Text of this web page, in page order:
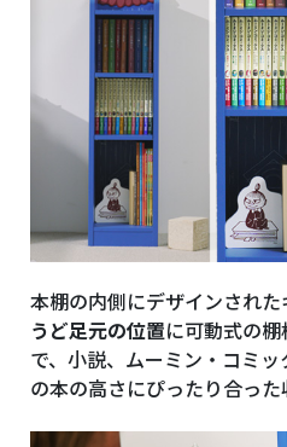
本棚の内側にデザインされ
うど足元の位置に可動式の
で、小説、ムーミン・コミ
の本の高さにぴったり合った